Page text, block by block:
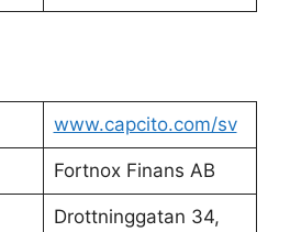
www.capcito.com/sv
Fortnox Finans AB
Drottninggatan 34,